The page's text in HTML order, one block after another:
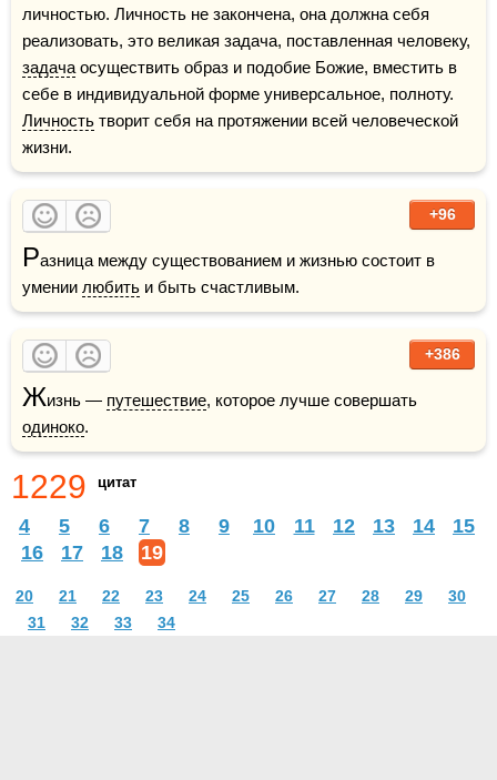
личностью. Личность не закончена, она должна себя
задача осуществить образ и подобие Божие, вместить в
Личность творит себя на протяжении всей человеческой
жизни.
+96
Разница между существованием и жизнью состоит в
умении любить и быть счастливым.
+386
Жизнь — путешествие
одиноко.
1229 цитат
4 5 6 7 8 9 10 11 12 13 14
15
16
17 18 19
20 21 22 23 24 25 26 27 28 29
30
31
32 33 34